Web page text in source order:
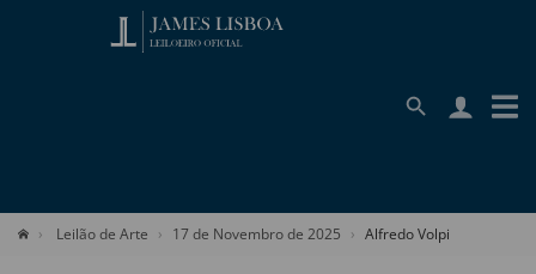
Leilão de Arte 17 de Novembro de 2025 Alfredo Volpi